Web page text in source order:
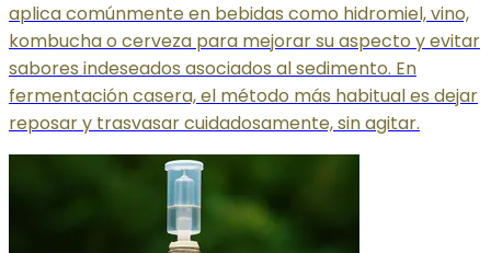
aplica comúnmente en bebidas como hidromiel, vino,
kombucha o cerveza para mejorar su aspecto y evitar
sabores indeseados asociados al sedimento. En
fermentación casera, el método más habitual es dejar
reposar y trasvasar cuidadosamente, sin agitar.